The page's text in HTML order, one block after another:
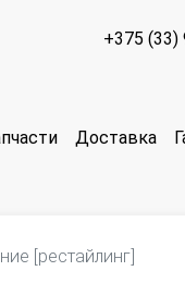
+375 (33)
Доставка
[рестайлинг]